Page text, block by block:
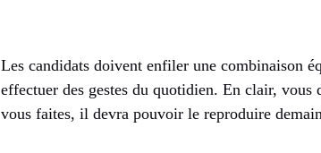
Les candidats doivent enfiler une combinaison
effectuer des gestes du quotidien. En clair, vous
vous faites, il devra pouvoir le reproduire